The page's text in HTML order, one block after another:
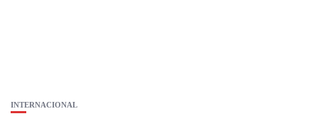
INTERNACIONAL